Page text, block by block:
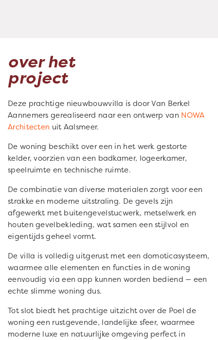
over het
project
Deze prachtige nieuwbouwvilla is door Van Berkel
Aannemers gerealiseerd naar een ontwerp van NOWA
Architecten uit Aalsmeer.
De woning beschikt over een in het werk gestorte
kelder, voorzien van een badkamer, logeerkamer,
speelruimte en technische ruimte.
De combinatie van diverse materialen zorgt voor een
strakke en moderne uitstraling. De gevels zijn
afgewerkt met buitengevelstucwerk, metselwerk en
houten gevelbekleding, wat samen een stijlvol en
eigentijds geheel vormt.
De villa is volledig uitgerust met een domoticasysteem,
waarmee alle elementen en functies in de woning
eenvoudig via een app kunnen worden bediend — een
echte slimme woning dus.
Tot slot biedt het prachtige uitzicht over de Poel de
woning een rustgevende, landelijke sfeer, waarmee
moderne luxe en natuurlijke omgeving perfect in